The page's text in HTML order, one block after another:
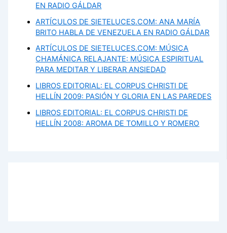
EN RADIO GÁLDAR
ARTÍCULOS DE SIETELUCES.COM: ANA MARÍA
BRITO HABLA DE VENEZUELA EN RADIO GÁLDAR
ARTÍCULOS DE SIETELUCES.COM: MÚSICA
CHAMÁNICA RELAJANTE: MÚSICA ESPIRITUAL
PARA MEDITAR Y LIBERAR ANSIEDAD
LIBROS EDITORIAL: EL CORPUS CHRISTI DE
HELLÍN 2009: PASIÓN Y GLORIA EN LAS PAREDES
LIBROS EDITORIAL: EL CORPUS CHRISTI DE
HELLÍN 2008: AROMA DE TOMILLO Y ROMERO